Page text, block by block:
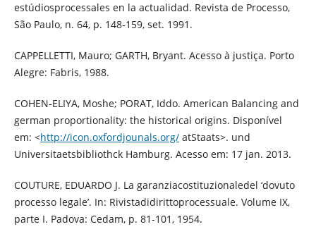
estúdiosprocessales en la actualidad. Revista de Processo,
São Paulo, n. 64, p. 148-159, set. 1991.
CAPPELLETTI, Mauro; GARTH, Bryant. Acesso à justiça. Porto
Alegre: Fabris, 1988.
COHEN-ELIYA, Moshe; PORAT, Iddo. American Balancing and
german proportionality: the historical origins. Disponível
em: <http://icon.oxfordjounals.org/atStaats>. und
Universitaetsbibliothck Hamburg. Acesso em: 17 jan. 2013.
COUTURE, EDUARDO J. La garanziacostituzionaledel ‘dovuto
processo legale’. In: Rivistadidirittoprocessuale. Volume IX,
parte I. Padova: Cedam, p. 81-101, 1954.